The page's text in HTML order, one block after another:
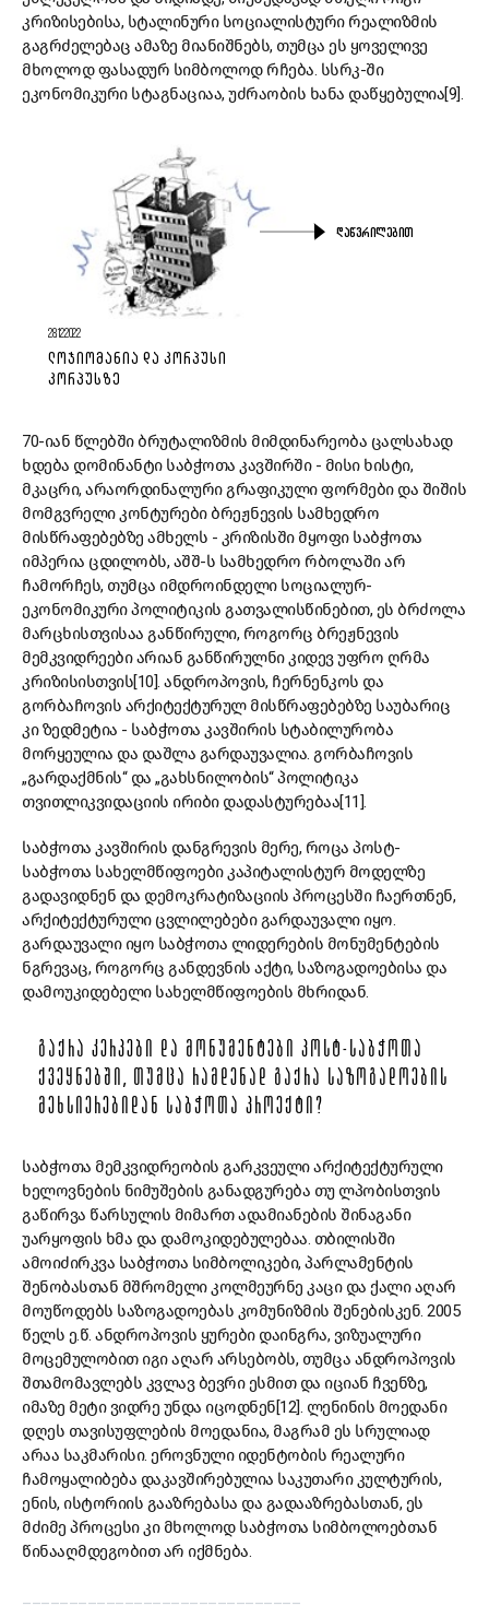
კრიზისებისა, სტალინური სოციალისტური რეალიზმის
გაგრძელებაც ამაზე მიანიშნებს, თუმცა ეს ყოველივე
მხოლოდ ფასადურ სიმბოლოდ რჩება. სსრკ-ში
ეკონომიკური სტაგნაციაა, უძრაობის ხანა დაწყებულია[9].
28.12.2022
ᲚᲝᲯᲘᲝᲛᲐᲜᲘᲐ ᲓᲐ ᲙᲝᲠᲞᲣᲡᲘ
ᲙᲝᲠᲞᲣᲡᲖᲔ
ᲓᲐᲬᲕᲠᲘᲚᲔᲑᲘᲗ
70-იან წლებში ბრუტალიზმის მიმდინარეობა ცალსახად
ხდება დომინანტი საბჭოთა კავშირში - მისი ხისტი,
მკაცრი, არაორდინალური გრაფიკული ფორმები და შიშის
მომგვრელი კონტურები ბრეჟნევის სამხედრო
მისწრაფებებზე ამხელს - კრიზისში მყოფი საბჭოთა
იმპერია ცდილობს, აშშ-ს სამხედრო რბოლაში არ
ჩამორჩეს, თუმცა იმდროინდელი სოციალურ-
ეკონომიკური პოლიტიკის გათვალისწინებით, ეს ბრძოლა
მარცხისთვისაა განწირული, როგორც ბრეჟნევის
მემკვიდრეები არიან განწირულნი კიდევ უფრო ღრმა
კრიზისისთვის[10]. ანდროპოვის, ჩერნენკოს და
გორბაჩოვის არქიტექტურულ მისწრაფებებზე საუბარიც
კი ზედმეტია - საბჭოთა კავშირის სტაბილურობა
მორყეულია და დაშლა გარდაუვალია. გორბაჩოვის
„გარდაქმნის“ და „გახსნილობის“ პოლიტიკა
თვითლიკვიდაციის ირიბი დადასტურებაა[11].
საბჭოთა კავშირის დანგრევის მერე, როცა პოსტ-
საბჭოთა სახელმწიფოები კაპიტალისტურ მოდელზე
გადავიდნენ და დემოკრატიზაციის პროცესში ჩაერთნენ,
არქიტექტურული ცვლილებები გარდაუვალი იყო.
გარდაუვალი იყო საბჭოთა ლიდერების მონუმენტების
ნგრევაც, როგორც განდევნის აქტი, საზოგადოებისა და
დამოუკიდებელი სახელმწიფოების მხრიდან.
ᲒᲐᲥᲠᲐ ᲙᲔᲠᲞᲔᲑᲘ ᲓᲐ ᲛᲝᲜᲣᲛᲔᲜᲢᲔᲑᲘ ᲞᲝᲡᲢ-ᲡᲐᲑᲭᲝᲗᲐ
ᲥᲕᲔᲧᲜᲔᲑᲨᲘ, ᲗᲣᲛᲪᲐ ᲠᲐᲛᲓᲔᲜᲐᲓ ᲒᲐᲥᲠᲐ ᲡᲐᲖᲝᲒᲐᲓᲝᲔᲑᲘᲡ
ᲛᲔᲮᲡᲘᲔᲠᲔᲑᲘᲓᲐᲜ ᲡᲐᲑᲭᲝᲗᲐ ᲞᲠᲝᲔᲥᲢᲘ?
საბჭოთა მემკვიდრეობის გარკვეული არქიტექტურული
ხელოვნების ნიმუშების განადგურება თუ ლპობისთვის
გაწირვა წარსულის მიმართ ადამიანების შინაგანი
უარყოფის ხმა და დამოკიდებულებაა. თბილისში
ამოიძირკვა საბჭოთა სიმბოლიკები, პარლამენტის
შენობასთან მშრომელი კოლმეურნე კაცი და ქალი აღარ
მოუწოდებს საზოგადოებას კომუნიზმის შენებისკენ. 2005
წელს ე.წ. ანდროპოვის ყურები დაინგრა, ვიზუალური
მოცემულობით იგი აღარ არსებობს, თუმცა ანდროპოვის
შთამომავლებს კვლავ ბევრი ესმით და იციან ჩვენზე,
იმაზე მეტი ვიდრე უნდა იცოდნენ[12]. ლენინის მოედანი
დღეს თავისუფლების მოედანია, მაგრამ ეს სრულიად
არაა საკმარისი. ეროვნული იდენტობის რეალური
ჩამოყალიბება დაკავშირებულია საკუთარი კულტურის,
ენის, ისტორიის გააზრებასა და გადააზრებასთან, ეს
მძიმე პროცესი კი მხოლოდ საბჭოთა სიმბოლოებთან
წინააღმდეგობით არ იქმნება.